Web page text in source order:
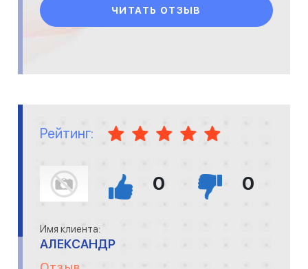
ЧИТАТЬ ОТЗЫВ
Рейтинг:
0 0
Имя клиента:
АЛЕКСАНДР